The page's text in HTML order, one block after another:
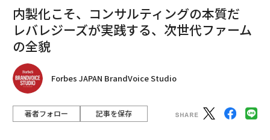
内製化こそ、コンサルティングの本質だ
レバレジーズが実践する、次世代ファーム
の全貌
Forbes JAPAN BrandVoice Studio
著者フォロー 記事を保存